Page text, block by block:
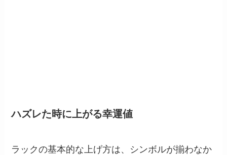
ハズレた時に上がる幸運値
ラックの基本的な上げ方は、シンボルが揃わなか